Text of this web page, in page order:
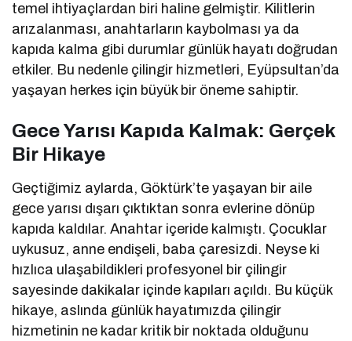
temel ihtiyaçlardan biri haline gelmiştir. Kilitlerin
arızalanması, anahtarların kaybolması ya da
kapıda kalma gibi durumlar günlük hayatı doğrudan
etkiler. Bu nedenle çilingir hizmetleri, Eyüpsultan’da
yaşayan herkes için büyük bir öneme sahiptir.
Gece Yarısı Kapıda Kalmak: Gerçek
Bir Hikaye
Geçtiğimiz aylarda, Göktürk’te yaşayan bir aile
gece yarısı dışarı çıktıktan sonra evlerine dönüp
kapıda kaldılar. Anahtar içeride kalmıştı. Çocuklar
uykusuz, anne endişeli, baba çaresizdi. Neyse ki
hızlıca ulaşabildikleri profesyonel bir çilingir
sayesinde dakikalar içinde kapıları açıldı. Bu küçük
hikaye, aslında günlük hayatımızda çilingir
hizmetinin ne kadar kritik bir noktada olduğunu